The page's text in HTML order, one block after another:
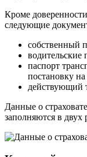
Кроме доверенности
следующие
собственный
водительские
паспорт
постановку на
действующий
Данные о
заполняются в двух